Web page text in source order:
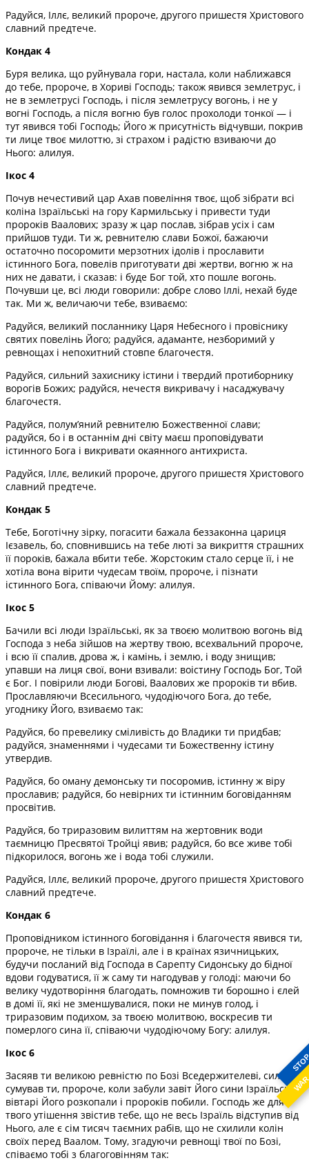
Радуйся, Іллє, великий пророче, другого пришестя Христового
славний предтече.
Кондак 4
Буря велика, що руйнувала гори, настала, коли наближався
до тебе, пророче, в Хориві Господь; також явився землетрус, і
не в землетрусі Господь, і після землетрусу вогонь, і не у
вогні Господь, а після вогню був голос прохолоди тонкої — і
тут явився тобі Господь; Його ж присутність відчувши, покрив
ти лице твоє милоттю, зі страхом і радістю взиваючи до
Нього: алилуя.
Ікос 4
Почув нечестивий цар Ахав повеління твоє, щоб зібрати всі
коліна Ізраїльські на гору Кармильську і привести туди
пророків Ваалових; зразу ж цар послав, зібрав усіх і сам
прийшов туди. Ти ж, ревнителю слави Божої, бажаючи
остаточно посоромити мерзотних ідолів і прославити
істинного Бога, повелів приготувати дві жертви, вогню ж на
них не давати, і сказав: і буде Бог той, хто пошле вогонь.
Почувши це, всі люди говорили: добре слово Іллі, нехай буде
так. Ми ж, величаючи тебе, взиваємо:
Радуйся, великий посланнику Царя Небесного і провіснику
святих повелінь Його; радуйся, адаманте, незборимий у
ревнощах і непохитний стовпе благочестя.
Радуйся, сильний захиснику істини і твердий протиборнику
ворогів Божих; радуйся, нечестя викривачу і насаджувачу
благочестя.
Радуйся, полум’яний ревнителю Божествен­ної слави;
радуйся, бо і в останнім дні світу маєш проповідувати
істинного Бога і викривати окаянного антихриста.
Радуйся, Іллє, великий пророче, другого пришестя Христового
славний предтече.
Кондак 5
Тебе, Боготічну зірку, погасити бажала беззаконна цариця
Ієзавель, бо, сповнившись на тебе люті за викриття страшних
її пороків, бажала вбити тебе. Жорстоким стало серце її, і не
хотіла вона вірити чудесам твоїм, пророче, і пізнати
істинного Бога, співаючи Йому: алилуя.
Ікос 5
Бачили всі люди Ізраїльські, як за твоєю молитвою вогонь від
Господа з неба зійшов на жертву твою, всехвальний пророче,
і всю її спалив, дрова ж, і камінь, і землю, і воду знищив;
упавши на лиця свої, вони взивали: воістину Господь Бог, Той
є Бог. І повірили люди Богові, Ваалових же пророків ти вбив.
Прославляючи Всесильного, чудодіючого Бога, до тебе,
угоднику Його, взиваємо так:
Радуйся, бо превелику сміливість до Владики ти придбав;
радуйся, знаменнями і чудесами ти Божественну істину
утвердив.
Радуйся, бо оману демонську ти посоромив, істинну ж віру
прославив; радуйся, бо невірних ти істинним боговіданням
просвітив.
Радуйся, бо триразовим вилиттям на жертовник води
таємницю Пресвятої Тройці явив; радуйся, бо все живе тобі
підкорилося, вогонь же і вода тобі служили.
Радуйся, Іллє, великий пророче, другого пришестя Христового
славний предтече.
Кондак 6
Проповідником істинного боговідання і благочестя явився ти,
пророче, не тільки в Ізраїлі, але і в країнах язичницьких,
будучи посланий від Господа в Сарепту Сидонську до бідної
вдови годуватися, її ж саму ти нагодував у голоді: маючи бо
велику чудотворіння благодать, помножив ти борошно і єлей
в домі її, які не зменшувалися, поки не минув голод, і
триразовим подихом, за твоєю молитвою, воскресив ти
померлого сина її, співаючи чудодіючому Богу: алилуя.
Ікос 6
Засяяв ти великою ревністю по Бозі Вседержителеві, сильно
сумував ти, пророче, коли забули завіт Його сини Ізраїльські,
вівтарі Його розкопали і пророків побили. Господь же для
твого утішення звістив тебе, що не весь Ізраїль відступив від
Нього, але є сім тисяч таємних рабів, що не схилили колін
своїх перед Ваалом. Тому, згадуючи ревнощі твої по Бозі,
співаємо тобі з благоговінням так: